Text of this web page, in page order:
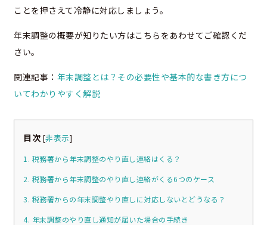
ことを押さえて冷静に対応しましょう。
年末調整の概要が知りたい方はこちらをあわせてご確認くだ
さい。
関連記事： 年末調整とは？その必要性や基本的な書き方につ
いてわかりやすく解説
目次 [非表示]
1. 税務署から年末調整のやり直し連絡はくる？
2. 税務署から年末調整のやり直し連絡がくる6つのケース
3. 税務署からの年末調整やり直しに対応しないとどうなる？
4. 年末調整のやり直し通知が届いた場合の手続き